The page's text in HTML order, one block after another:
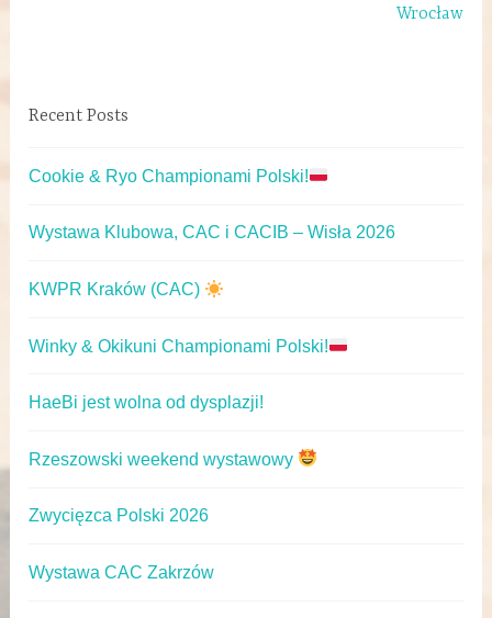
Wrocław
Recent Posts
Cookie & Ryo Championami Polski!
Wystawa Klubowa, CAC i CACIB – Wisła 2026
KWPR Kraków (CAC)
Winky & Okikuni Championami Polski!
HaeBi jest wolna od dysplazji!
Rzeszowski weekend wystawowy
Zwycięzca Polski 2026
Wystawa CAC Zakrzów